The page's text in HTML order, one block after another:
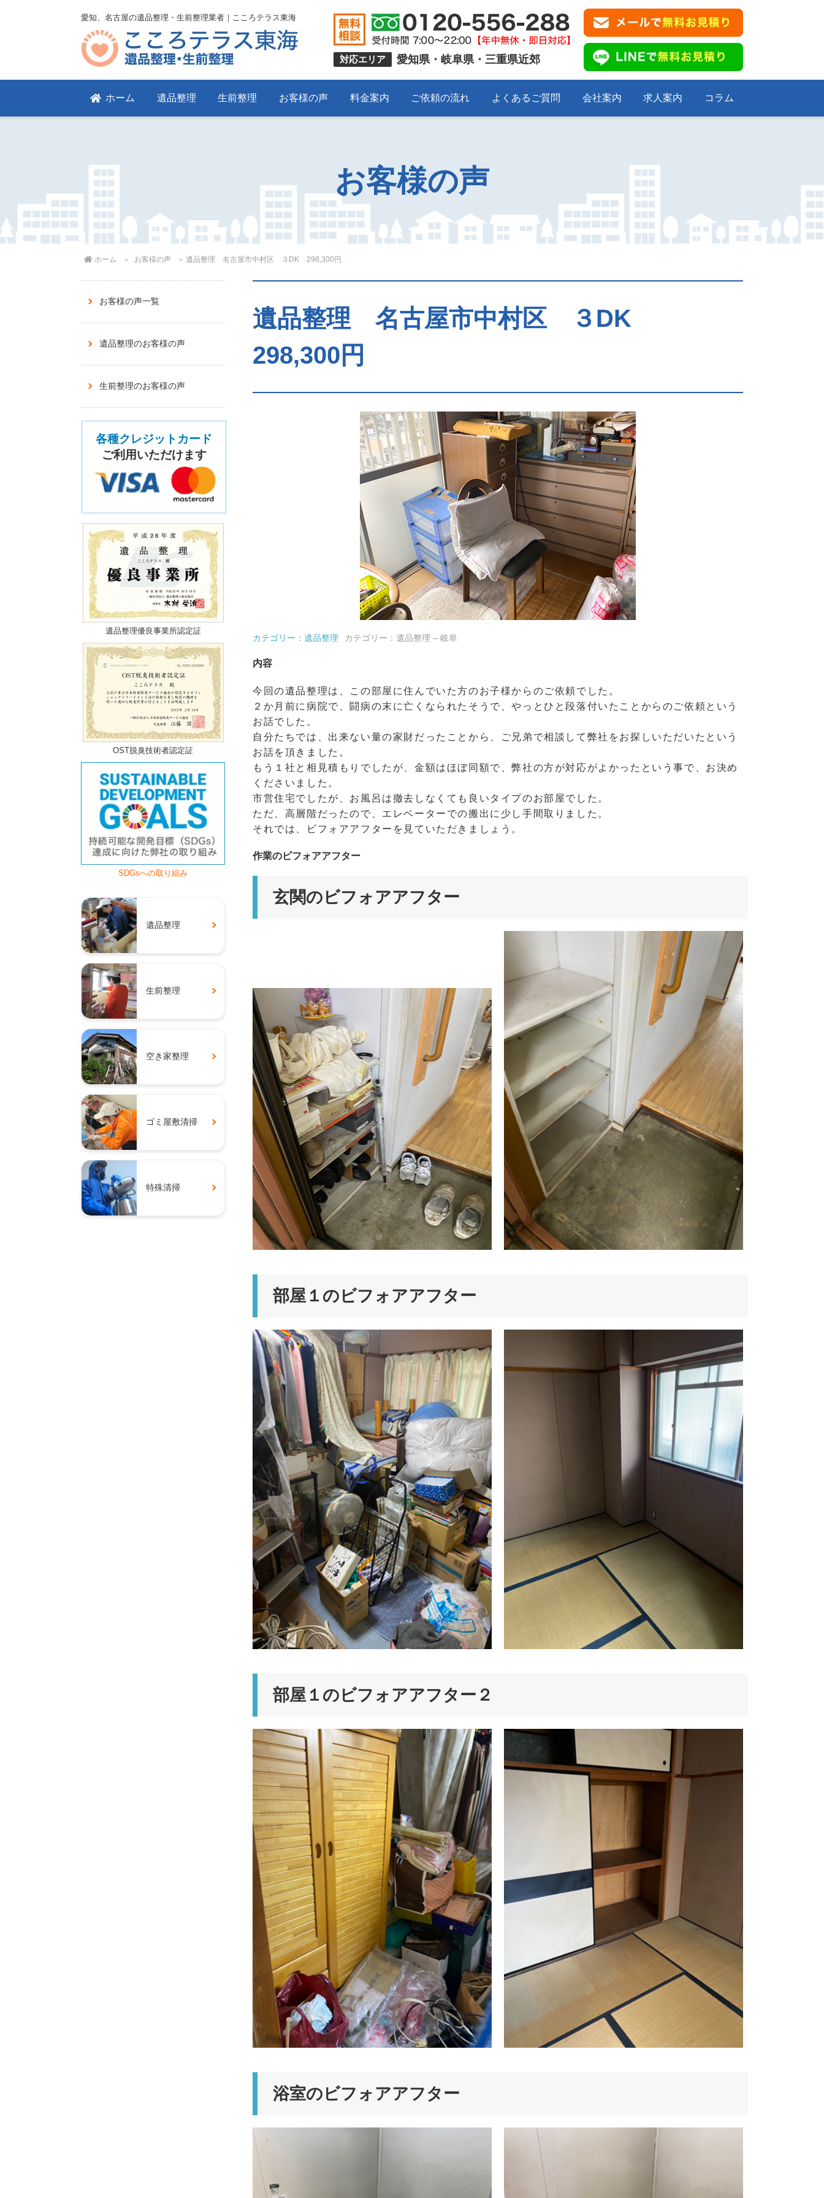
愛知、名古屋の遺品整理・生前整理業者｜こころテラス東海
対応エリア 愛知県・岐阜県・三重県近郊
ホーム 遺品整理 生前整理 お客様の声 料金案内 ご依頼の流れ よくあるご質問 会社案内 求人案内 コラム
お客様の声
ホーム お客様の声 遺品整理 名古屋市中村区 ３DK 298,300円
遺品整理 名古屋市中村区 ３DK
298,300円
カテゴリー：遺品整理 カテゴリー：遺品整理 – 岐阜
内容
今回の遺品整理は、この部屋に住んでいた方のお子様からのご依頼でした。
２か月前に病院で、闘病の末に亡くなられたそうで、やっとひと段落付いたことからのご依頼という
お話でした。
自分たちでは、出来ない量の家財だったことから、ご兄弟で相談して弊社をお探しいただいたという
お話を頂きました。
もう１社と相見積もりでしたが、金額はほぼ同額で、弊社の方が対応がよかったという事で、お決め
くださいました。
市営住宅でしたが、お風呂は撤去しなくても良いタイプのお部屋でした。
ただ、高層階だったので、エレベーターでの搬出に少し手間取りました。
それでは、ビフォアアフターを見ていただきましょう。
作業のビフォアアフター
玄関のビフォアアフター
部屋１のビフォアアフター
部屋１のビフォアアフター２
浴室のビフォアアフター
お客様の声一覧
遺品整理のお客様の声
生前整理のお客様の声
各種クレジットカード
ご利用いただけます
遺品整理優良事業所認定証
OST脱臭技術者認定証
SDGsへの取り組み
遺品整理
生前整理
空き家整理
ゴミ屋敷清掃
特殊清掃